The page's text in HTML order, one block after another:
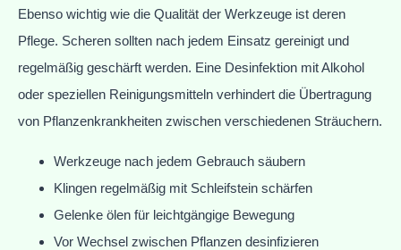
Ebenso wichtig wie die Qualität der Werkzeuge ist deren
Pflege. Scheren sollten nach jedem Einsatz gereinigt und
regelmäßig geschärft werden. Eine Desinfektion mit Alkohol
oder speziellen Reinigungsmitteln verhindert die Übertragung
von Pflanzenkrankheiten zwischen verschiedenen Sträuchern.
Werkzeuge nach jedem Gebrauch säubern
Klingen regelmäßig mit Schleifstein schärfen
Gelenke ölen für leichtgängige Bewegung
Vor Wechsel zwischen Pflanzen desinfizieren